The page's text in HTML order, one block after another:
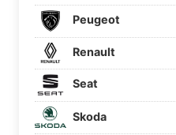
Peugeot
Renault
Seat
Skoda